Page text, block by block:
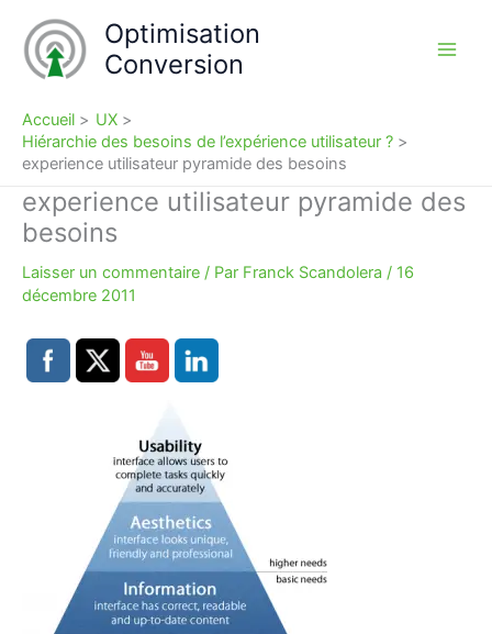
contenu
Optimisation
Conversion
Accueil
UX
Hiérarchie des besoins de l’expérience utilisateur ?
experience utilisateur pyramide des besoins
experience utilisateur pyramide des
besoins
Laisser un commentaire / Par Franck Scandolera / 16
décembre 2011